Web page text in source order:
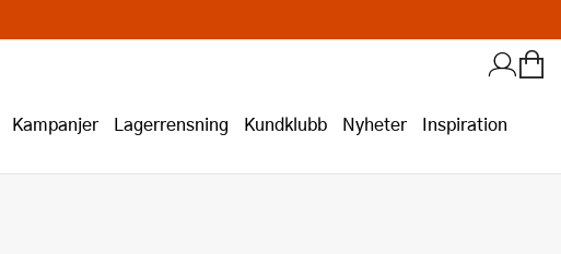
Kampanjer Lagerrensning Kundklubb Nyheter
Inspiration